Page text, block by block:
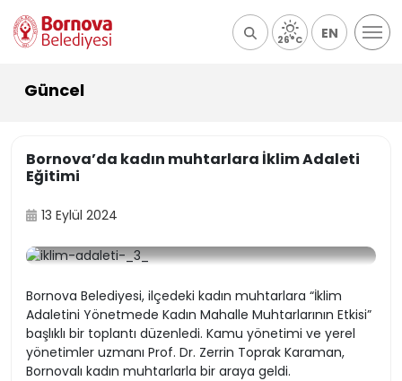
26°C EN
Güncel
Bornova’da kadın muhtarlara İklim Adaleti
Eğitimi
13 Eylül 2024
Bornova Belediyesi, ilçedeki kadın muhtarlara “İklim
Adaletini Yönetmede Kadın Mahalle Muhtarlarının Etkisi”
başlıklı bir toplantı düzenledi. Kamu yönetimi ve yerel
yönetimler uzmanı Prof. Dr. Zerrin Toprak Karaman,
Bornovalı kadın muhtarlarla bir araya geldi.